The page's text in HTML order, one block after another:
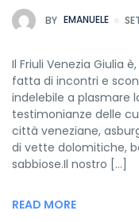
BY EMANUELE
Il Friuli Venezia Giulia
fatta di incontri e
indelebile a plasmare
testimonianze delle
città veneziane,
di vette dolomitiche,
sabbiose.Il nostro […]
READ MORE